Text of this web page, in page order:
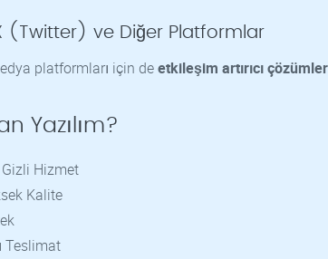
(Twitter) ve Diğer Platformlar
platformları için deetkileşim artırıcı çözümler
Yazılım?
Hizmet
Kalite
Teslimat